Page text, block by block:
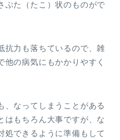
ぶた（たこ）状のものがで
抗力も落ちているので、雑
の病気にもかかりやすく
、なってしまうことがある
はもちろん大事ですが、な
処できるように準備もして